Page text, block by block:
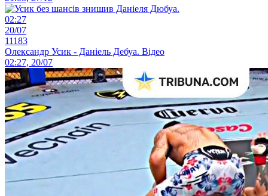
02:27
20/07
11183
Олександр Усик - Даніель Дебуа. Відео
02:27, 20/07